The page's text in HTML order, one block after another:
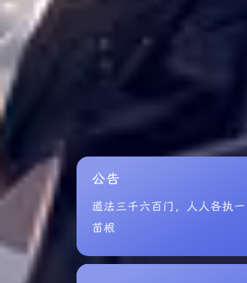
公告
道法三千六百门，人人各执一
苗根